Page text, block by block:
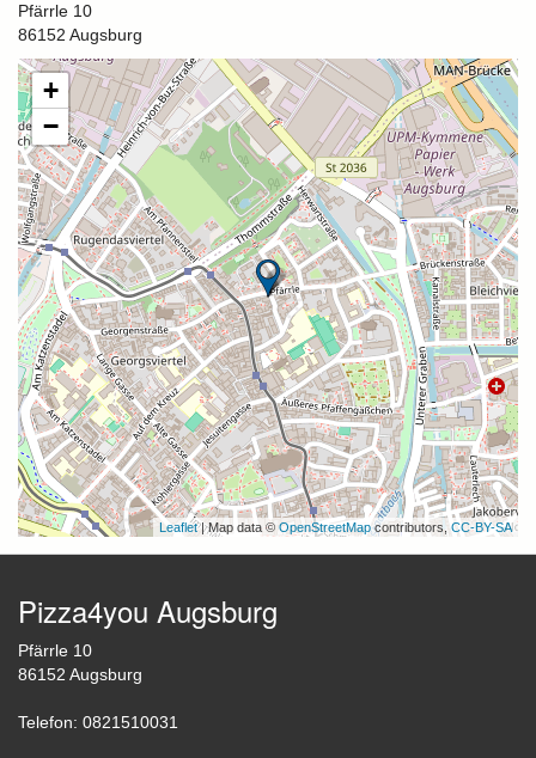
Pfärrle 10
86152 Augsburg
+
−
Leaflet| Map data © OpenStreetMapcontributors, CC-BY-SA
Pizza4you Augsburg
Pfärrle 10
86152 Augsburg
Telefon: 0821510031